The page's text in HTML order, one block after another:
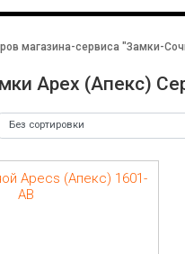
магазина-сервиса "Замки-
Apex (Апекс)